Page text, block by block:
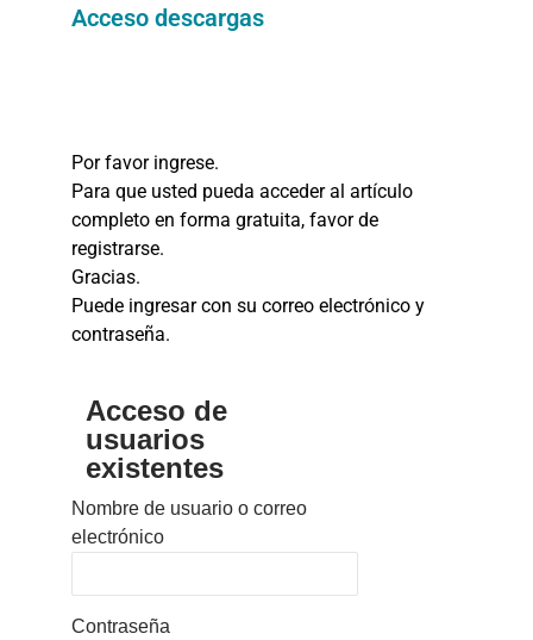
Acceso descargas
Por favor ingrese.
Para que usted pueda acceder al artículo
completo en forma gratuita, favor de
registrarse.
Gracias.
Puede ingresar con su correo electrónico y
contraseña.
Acceso de
usuarios
existentes
Nombre de usuario o correo
electrónico
Contraseña